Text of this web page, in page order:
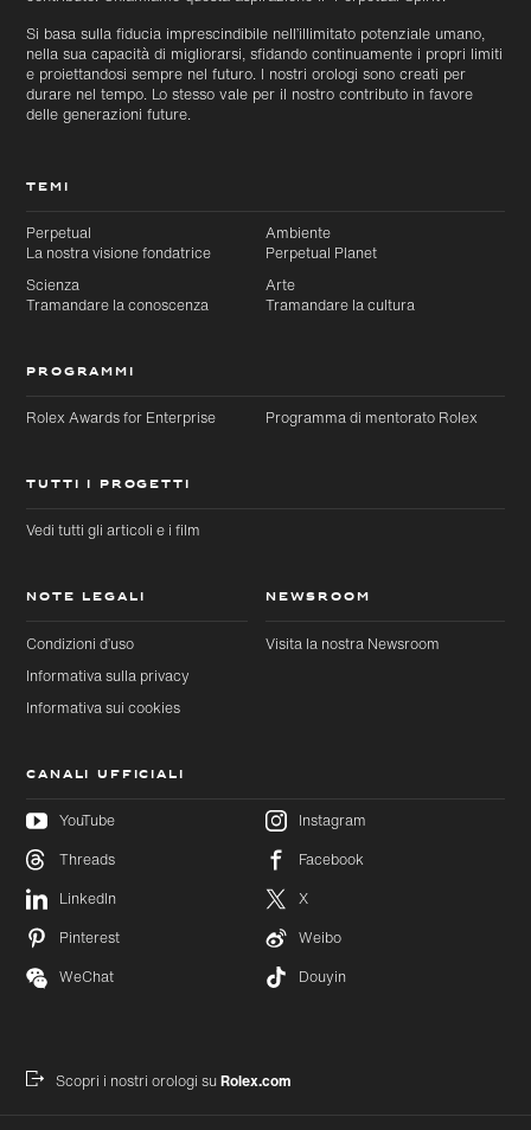
Passa al
contenuto
principale
Passa
footer
Si basa sulla fiducia imprescindibile nell’illimitato potenziale umano,
nella sua capacità di migliorarsi, sfidando continuamente i propri limiti
e proiettandosi sempre nel futuro. I nostri orologi sono creati per
durare nel tempo. Lo stesso vale per il nostro contributo in favore
delle generazioni future.
TEMI
Perpetual
La nostra visione fondatrice
Ambiente
Perpetual Planet
Scienza
Tramandare la conoscenza
Arte
Tramandare la cultura
PROGRAMMI
Rolex Awards for Enterprise Programma di mentorato Rolex
TUTTI I PROGETTI
Vedi tutti gli articoli e i film
NOTE LEGALI
Condizioni d’uso
Informativa sulla privacy
Informativa sui cookies
NEWSROOM
Visita la nostra Newsroom
CANALI UFFICIALI
YouTube
Instagram
Threads
Facebook
LinkedIn
X
Pinterest
Weibo
WeChat
Douyin
Scopri i nostri orologi suRolex.com